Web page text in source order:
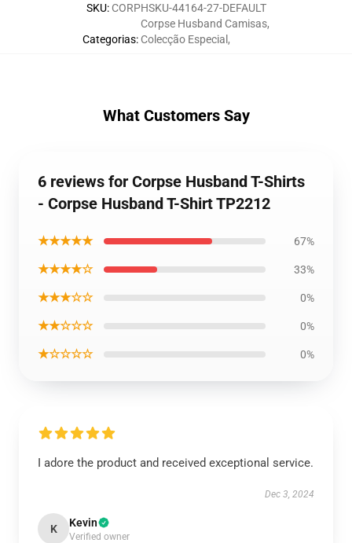
SKU: CORPHSKU-44164-27-DEFAULT
Categorias:
Corpse Husband Camisas,
Colecção Especial ,
What Customers Say
6 reviews for Corpse Husband T-Shirts
- Corpse Husband T-Shirt TP2212
★★★★★ 67%
★★★★☆ 33%
★★★☆☆ 0%
★★☆☆☆ 0%
★☆☆☆☆ 0%
I adore the product and received exceptional service.
Dec 3, 2024
K Kevin
Verified owner